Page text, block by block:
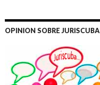
OPINION SOBRE JURISCUBA